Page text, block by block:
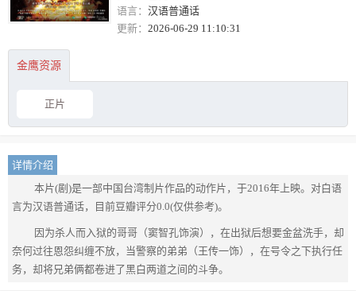
语言： 汉语普通话
更新： 2026-06-29 11:10:31
金鹰资源
正片
详情介绍
本片(剧)是一部中国台湾制片作品的动作片，于2016年上映。对白语
言为汉语普通话，目前豆瓣评分0.0(仅供参考)。
因为杀人而入狱的哥哥（窦智孔饰演），在出狱后想要金盆洗手，却
奈何过往恩怨纠缠不放，当警察的弟弟（王传一饰），在号令之下执行任
务，却将兄弟俩都卷进了黑白两道之间的斗争。